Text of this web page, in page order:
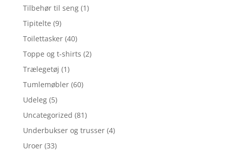
Tilbehør til seng (1)
Tipitelte (9)
Toilettasker (40)
Toppe og t-shirts (2)
Trælegetøj (1)
Tumlemøbler (60)
Udeleg (5)
Uncategorized (81)
Underbukser og trusser (4)
Uroer (33)